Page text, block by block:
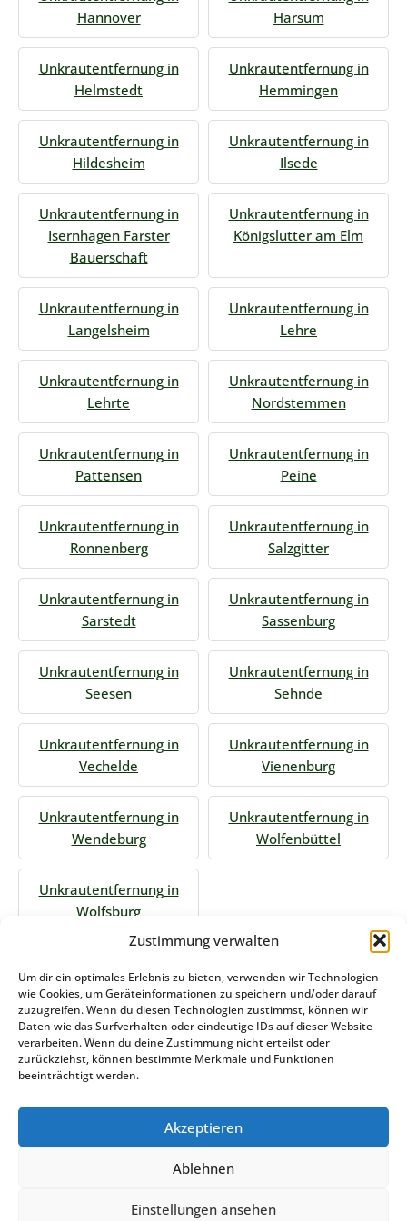
Zustimmung verwalten
Um dir ein optimales Erlebnis zu bieten, verwenden wir Technologien
wie Cookies, um Geräteinformationen zu speichern und/oder darauf
zuzugreifen. Wenn du diesen Technologien zustimmst, können wir
Daten wie das Surfverhalten oder eindeutige IDs auf dieser Website
verarbeiten. Wenn du deine Zustimmung nicht erteilst oder
zurückziehst, können bestimmte Merkmale und Funktionen
beeinträchtigt werden.
Akzeptieren
Ablehnen
Einstellungen ansehen
Hannover
Harsum
Unkrautentfernung in
Helmstedt
Unkrautentfernung in
Hemmingen
Unkrautentfernung in
Hildesheim
Unkrautentfernung in
Ilsede
Unkrautentfernung in
Isernhagen Farster
Bauerschaft
Unkrautentfernung in
Königslutter am Elm
Unkrautentfernung in
Langelsheim
Unkrautentfernung in
Lehre
Unkrautentfernung in
Lehrte
Unkrautentfernung in
Nordstemmen
Unkrautentfernung in
Pattensen
Unkrautentfernung in
Peine
Unkrautentfernung in
Ronnenberg
Unkrautentfernung in
Salzgitter
Unkrautentfernung in
Sarstedt
Unkrautentfernung in
Sassenburg
Unkrautentfernung in
Seesen
Unkrautentfernung in
Sehnde
Unkrautentfernung in
Vechelde
Unkrautentfernung in
Vienenburg
Unkrautentfernung in
Wendeburg
Unkrautentfernung in
Wolfenbüttel
Unkrautentfernung in
Wolfsburg
Jetzt Anfrage stellen
Zum Formular
Das könnte Sie auch interessieren
Winterdienst Rheinland-Pfalz